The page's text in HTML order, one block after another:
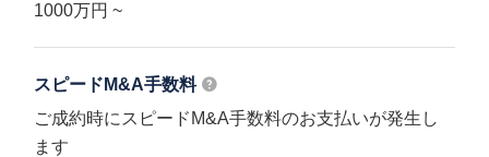
1000万円 ~
スピードM&A手数料
ご成約時にスピードM&A手数料のお支払いが発生し
ます